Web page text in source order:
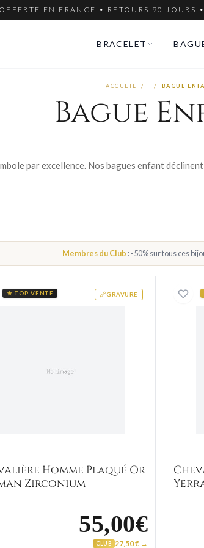
EN FRANCE • RETOURS 90 JOURS •
BRACELET
ACCUEIL / / BAGUE
Bague
Membres du Club : -50% sur tous ces
Onyx GRAVURE
★ TOP VENTE Chevalière Homme Plaqué Or
Homme Plaqué Or
Zirconium
55,00€
CLUB 27,50 € →